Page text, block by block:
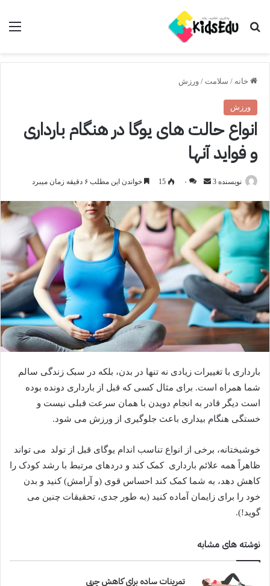
جستجو برای
خانه / سلامت / ورزش
ورزش
انواع حالت های یوگا در هنگام بارداری
و فواید آنها
نویسنده 3
ارسال
۰ 15 خواندن این مطلب ۶ دقیقه زمان میبرد
بارداری با تغییرات زیادی نه تنها در بدن، بلکه در سبک زندگی سالم
شما همراه است. برای مثال کسی که قبل از بارداری دونده بوده
است دیگر قادر به انجام دویدن با همان سرعت قبلی نیست و
خستگی هنگام بیداری باعث جلوگیری از ورزش می شود.
خوشبختانه، برخی از انواع تناسب اندام یوگای قبل از تولد می تواند
ظاهراً همه علائم بارداری کمک کند و دردهای مرتبط با رشد کودک را
کاهش دهد، به شما کمک کند احساس قوی (و آرامش) کنید و بدن
خود را برای زایمان آماده کنید (به طور جدی، تحقیقات چنین می
گوید!).
نوشته های مشابه
تمرینات ساده برای کاهش چربی